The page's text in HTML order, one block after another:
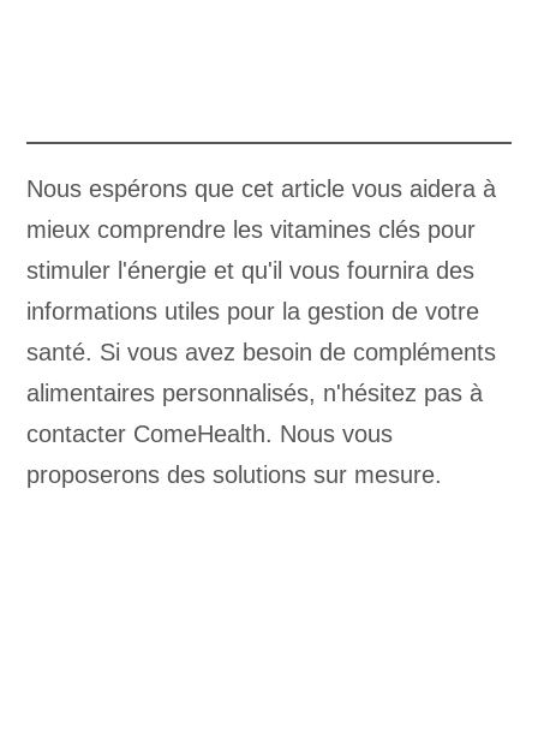
Nous espérons que cet article vous aidera à
mieux comprendre les vitamines clés pour
stimuler l'énergie et qu'il vous fournira des
informations utiles pour la gestion de votre
santé. Si vous avez besoin de compléments
alimentaires personnalisés, n'hésitez pas à
contacter ComeHealth. Nous vous
proposerons des solutions sur mesure.